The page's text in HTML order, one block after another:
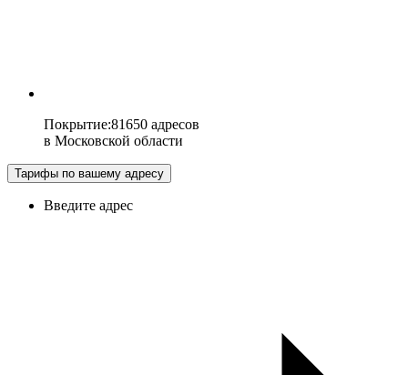
Покрытие:81650 адресов
в Московской области
Тарифы по вашему адресу
Введите адрес